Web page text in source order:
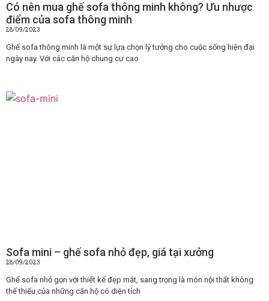
Có nên mua ghế sofa thông minh không? Ưu nhược
điểm của sofa thông minh
28/09/2023
Ghế sofa thông minh là một sự lựa chọn lý tưởng cho cuộc sống hiện đại
ngày nay. Với các căn hộ chung cư cao
Sofa mini – ghế sofa nhỏ đẹp, giá tại xưởng
28/09/2023
Ghế sofa nhỏ gọn với thiết kế đẹp mắt, sang trọng là món nội thất không
thể thiếu của những căn hộ có diện tích